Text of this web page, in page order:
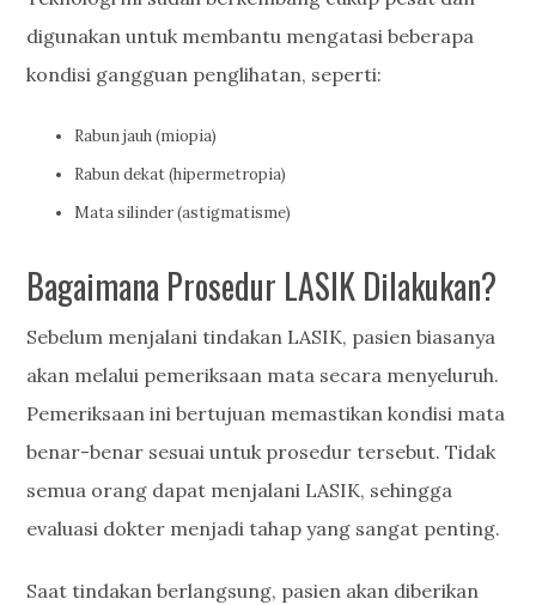
digunakan untuk membantu mengatasi beberapa
kondisi gangguan penglihatan, seperti:
Rabun jauh (miopia)
Rabun dekat (hipermetropia)
Mata silinder (astigmatisme)
Bagaimana Prosedur LASIK Dilakukan?
Sebelum menjalani tindakan LASIK, pasien biasanya
akan melalui pemeriksaan mata secara menyeluruh.
Pemeriksaan ini bertujuan memastikan kondisi mata
benar-benar sesuai untuk prosedur tersebut. Tidak
semua orang dapat menjalani LASIK, sehingga
evaluasi dokter menjadi tahap yang sangat penting.
Saat tindakan berlangsung, pasien akan diberikan